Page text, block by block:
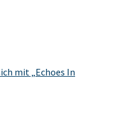
mit „Echoes In